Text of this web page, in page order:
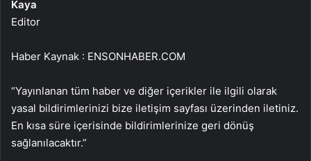
Kaya
Editor
Haber Kaynak : ENSONHABER.COM
“Yayınlanan tüm haber ve diğer içerikler ile ilgili olarak
yasal bildirimlerinizi bize iletişim sayfası üzerinden iletiniz.
En kısa süre içerisinde bildirimlerinize geri dönüş
sağlanılacaktır.”